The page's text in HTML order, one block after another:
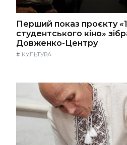
Перший показ проєкту
студентського кіно»
Довженко-Центру
# КУЛЬТУРА